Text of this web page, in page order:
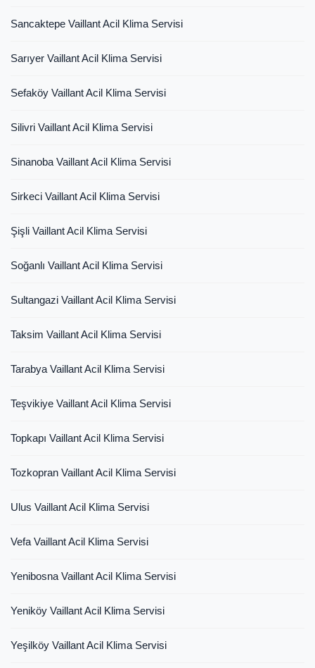
Sancaktepe Vaillant Acil Klima Servisi
Sarıyer Vaillant Acil Klima Servisi
Sefaköy Vaillant Acil Klima Servisi
Silivri Vaillant Acil Klima Servisi
Sinanoba Vaillant Acil Klima Servisi
Sirkeci Vaillant Acil Klima Servisi
Şişli Vaillant Acil Klima Servisi
Soğanlı Vaillant Acil Klima Servisi
Sultangazi Vaillant Acil Klima Servisi
Taksim Vaillant Acil Klima Servisi
Tarabya Vaillant Acil Klima Servisi
Teşvikiye Vaillant Acil Klima Servisi
Topkapı Vaillant Acil Klima Servisi
Tozkopran Vaillant Acil Klima Servisi
Ulus Vaillant Acil Klima Servisi
Vefa Vaillant Acil Klima Servisi
Yenibosna Vaillant Acil Klima Servisi
Yeniköy Vaillant Acil Klima Servisi
Yeşilköy Vaillant Acil Klima Servisi